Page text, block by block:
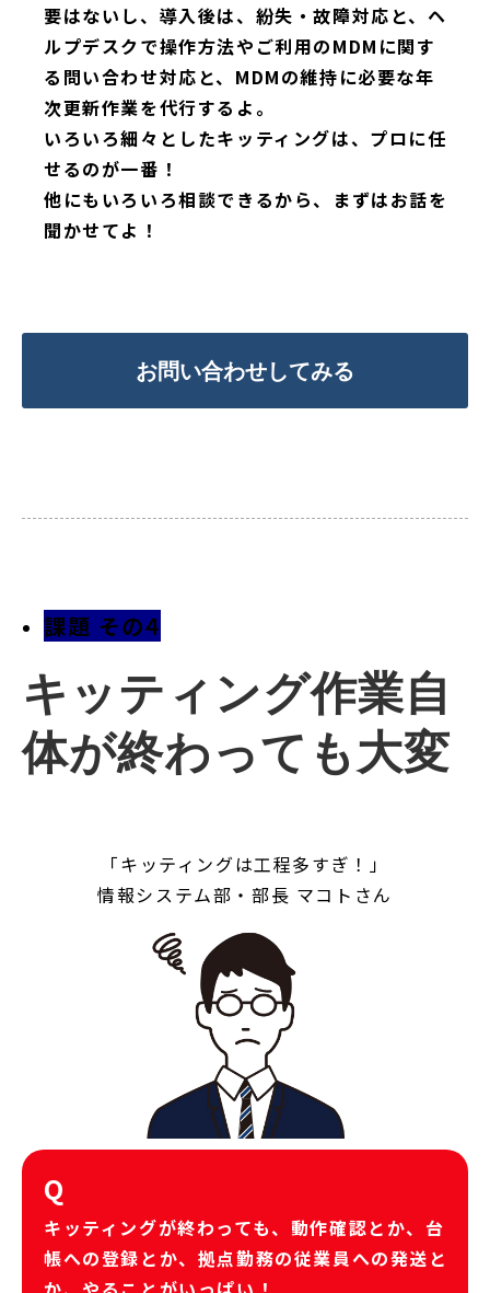
要はないし、導入後は、紛失・故障対応と、ヘ
ルプデスクで操作方法やご利用のMDMに関す
る問い合わせ対応と、MDMの維持に必要な年
次更新作業を代行するよ。
いろいろ細々としたキッティングは、プロに任
せるのが一番！
他にもいろいろ相談できるから、まずはお話を
聞かせてよ！
お問い合わせしてみる
課題 その4
キッティング作業自
体が終わっても大変
「キッティングは工程多すぎ！」
情報システム部・部長 マコトさん
Q
キッティングが終わっても、動作確認とか、台
帳への登録とか、拠点勤務の従業員への発送と